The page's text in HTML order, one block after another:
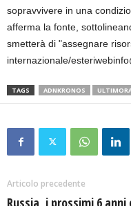
sopravvivere in una
afferma la fonte,
smetterà di "assegnare
internazionale/
TAGS ADNKRONOS
Articolo precedente
Russia, i prossimi 6 anni